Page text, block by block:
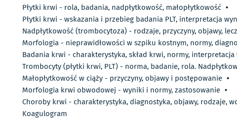
Płytki krwi - rola, badania, nadpłytkowość, małopłytkowość •
Płytki krwi - wskazania i przebieg badania PLT, interpretacja
Nadpłytkowość (trombocytoza) - rodzaje, przyczyny, objawy,
Morfologia - nieprawidłowości w szpiku kostnym, normy,
Badania krwi - charakterystyka, skład krwi, normy,
Trombocyty (płytki krwi, PLT) - norma, badanie, rola.
Małopłytkowość w ciąży - przyczyny, objawy i postępowanie •
Morfologia krwi obwodowej - wyniki i normy, zastosowanie •
Choroby krwi - charakterystyka, diagnostyka, objawy, rodzaje,
Koagulogram